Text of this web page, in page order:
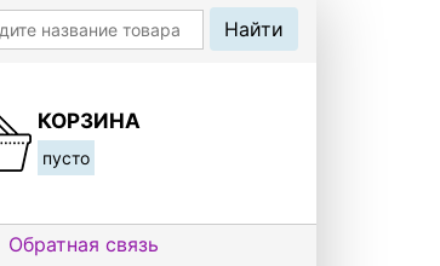
КОРЗИНА
пусто
Обратная связь